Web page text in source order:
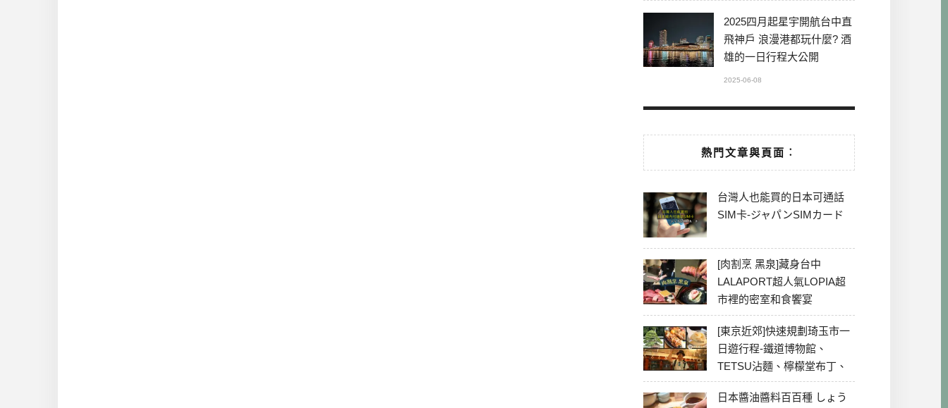
2025四月起星宇開航台中直
飛神戶 浪漫港都玩什麼? 酒
雄的一日行程大公開
2025-06-08
熱門文章與頁面︰
台灣人也能買的日本可通話
SIM卡-ジャパンSIMカード
[肉割烹 黑泉]藏身台中
LALAPORT超人氣LOPIA超
市裡的密室和食饗宴
[東京近郊]快速規劃琦玉市一
日遊行程-鐵道博物館、
TETSU沾麵、檸檬堂布丁、
冰川神社、美食彙整
日本醬油醬料百百種 しょう